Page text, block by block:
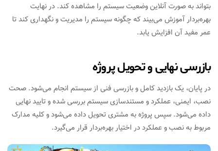
بتواند به صورت آنلاین وضعیت سیستم را مشاهده کند. در نهایت
بهره‌بردار آموزش می‌بیند که چگونه سیستم را مدیریت و نگهداری کند تا
عمر مفید آن افزایش یابد.
بازرسی نهایی و تحویل پروژه
در پایان، یک بازدید کامل و بازرسی فنی از سیستم انجام می‌شود. صحت
نصب، ایمنی، عملکرد و مستندسازی سیستم بررسی شده و تایید نهایی
داده می‌شود. سپس پروژه به مشتری تحویل داده می‌شود و کلیه مدارک
مربوط به نصب و عملکرد در اختیار بهره‌بردار قرار می‌گیرد.